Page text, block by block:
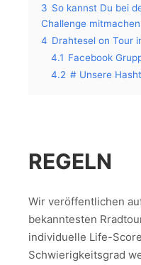
3 So kannst Du bei
Challenge mitmachen
4 Drahtesel on Tour
4.1 Facebook
4.2 # Unsere
REGELN
Wir veröffentlichen
bekanntesten
individuelle Life-
Schwierigkeitsgrad